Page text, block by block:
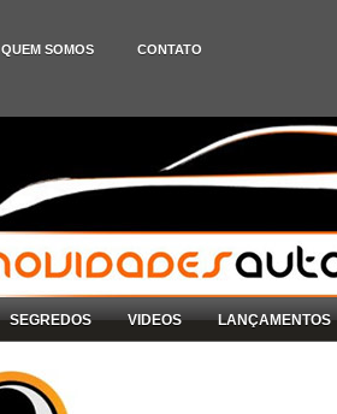
QUEM SOMOS CONTATO
SEGREDOS VIDEOS LANÇAMENTOS